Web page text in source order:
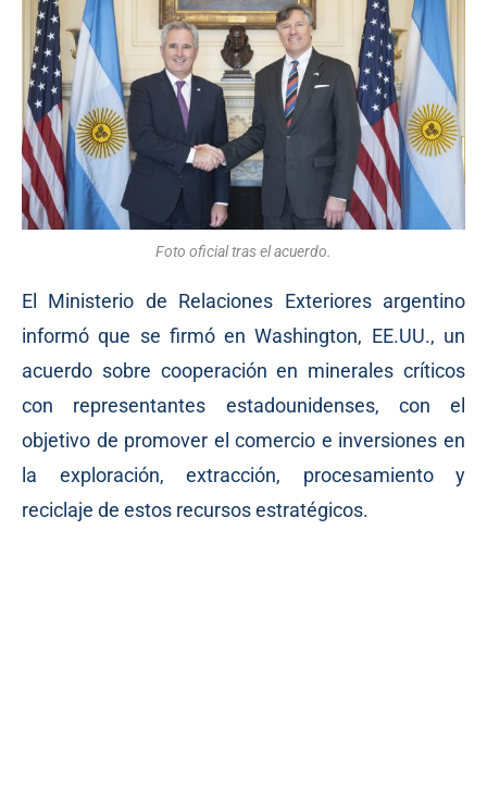
Foto oficial tras el acuerdo.
El Ministerio de Relaciones Exteriores argentino
informó que se firmó en Washington, EE.UU., un
acuerdo sobre cooperación en minerales críticos
con representantes estadounidenses, con el
objetivo de promover el comercio e inversiones en
la exploración, extracción, procesamiento y
reciclaje de estos recursos estratégicos.